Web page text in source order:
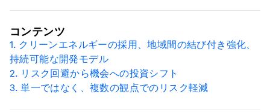
コンテンツ
1. クリーンエネルギーの採用、地域間の結び付き強化、
持続可能な開発モデル
2. リスク回避から機会への投資シフト
3.単一ではなく、複数の観点でのリスク軽減